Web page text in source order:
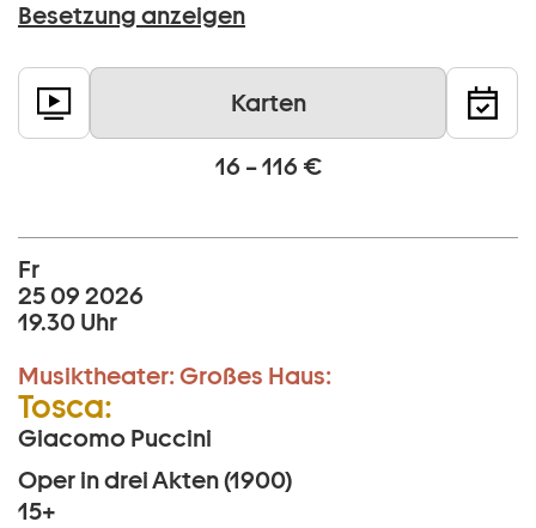
Besetzung anzeigen
Karten
16 – 116 €
Fr
25 09 2026
19.30 Uhr
Musiktheater: Großes Haus:
Tosca:
Giacomo Puccini
Oper in drei Akten (1900)
15+